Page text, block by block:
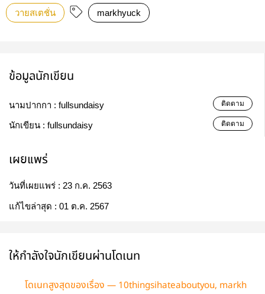
วายสเตชั่น markhyuck
ข้อมูลนักเขียน
นามปากกา : fullsundaisy ติดตาม
นักเขียน : fullsundaisy ติดตาม
เผยแพร่
วันที่เผยแพร่ : 23 ก.ค. 2563
แก้ไขล่าสุด : 01 ต.ค. 2567
ให้กำลังใจนักเขียนผ่านโดเนท
โดเนทสูงสุดของเรื่อง — 10thingsihateaboutyou, markh